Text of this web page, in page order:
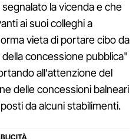
la vicenda e che
ai suoi colleghi a
vieta di portare cibo da
concessione pubblica"
all'attenzione del
delle concessioni balneari
da alcuni stabilimenti.